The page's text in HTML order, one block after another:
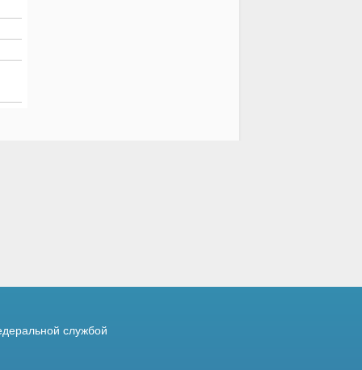
службой